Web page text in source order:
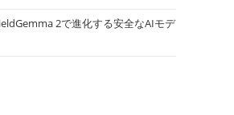
2で進化する安全なAIモデ